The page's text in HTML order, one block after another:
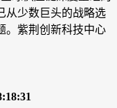
从少数巨头的战略选
。紫荆创新科技中心